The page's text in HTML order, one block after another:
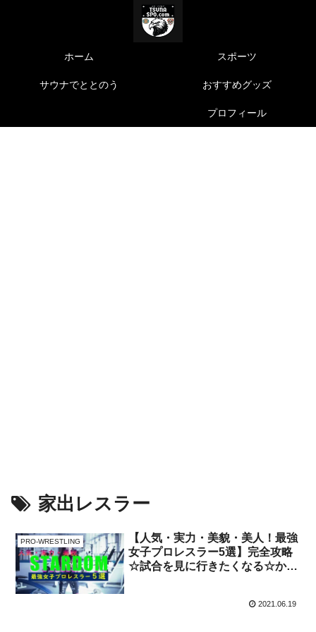
ホーム スポーツ
サウナでととのう おすすめグッズ
プロフィール
家出レスラー
PRO-WRESTLING
【人気・実力・美貌・美人！最強
女子プロレスラー5選】完全攻略
☆試合を見に行きたくなる☆かわ
2021.06.19